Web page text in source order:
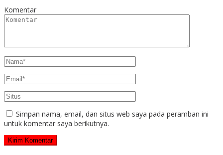
Komentar
Simpan nama, email, dan situs web saya pada peramban ini
untuk komentar saya berikutnya.